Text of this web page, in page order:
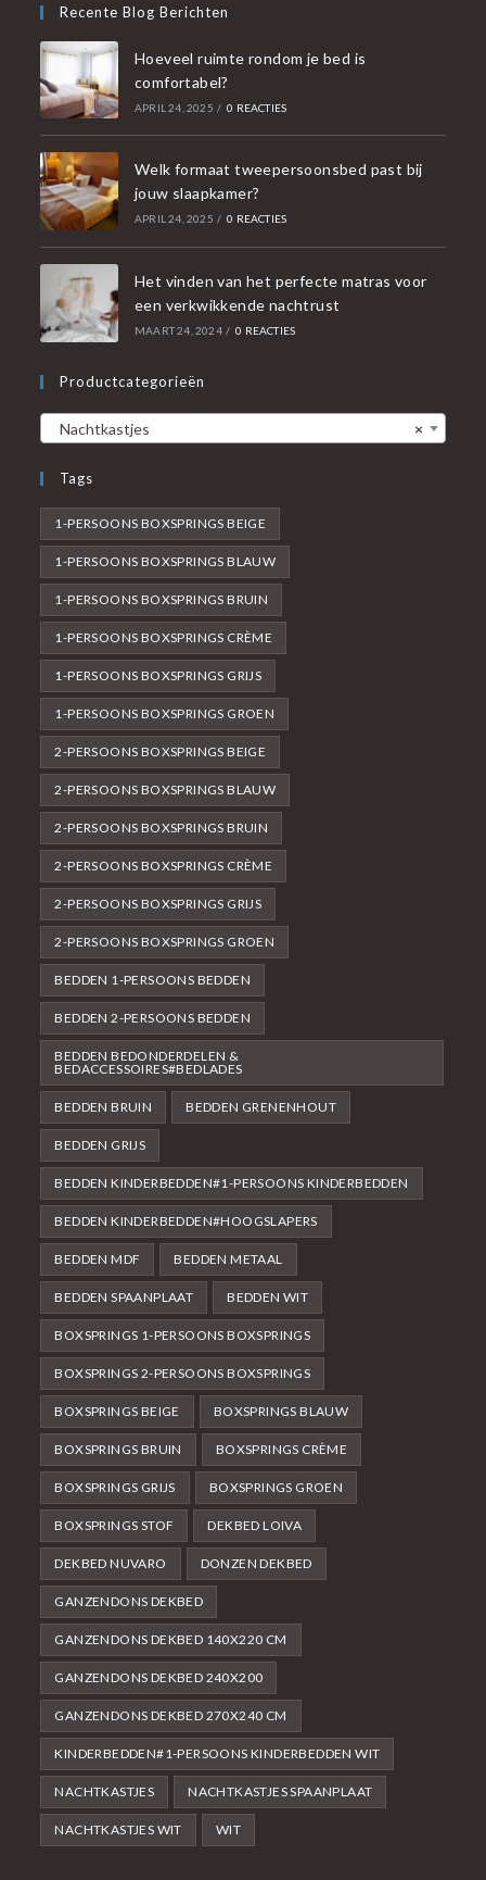
Recente Blog Berichten
Hoeveel ruimte rondom je bed is
comfortabel?
APRIL 24, 2025 / 0 REACTIES
Welk formaat tweepersoonsbed past bij
jouw slaapkamer?
APRIL 24, 2025 / 0 REACTIES
Het vinden van het perfecte matras voor
een verkwikkende nachtrust
MAART 24, 2024 / 0 REACTIES
Productcategorieën
×
Nachtkastjes
Tags
1-PERSOONS BOXSPRINGS BEIGE
1-PERSOONS BOXSPRINGS BLAUW
1-PERSOONS BOXSPRINGS BRUIN
1-PERSOONS BOXSPRINGS CRÈME
1-PERSOONS BOXSPRINGS GRIJS
1-PERSOONS BOXSPRINGS GROEN
2-PERSOONS BOXSPRINGS BEIGE
2-PERSOONS BOXSPRINGS BLAUW
2-PERSOONS BOXSPRINGS BRUIN
2-PERSOONS BOXSPRINGS CRÈME
2-PERSOONS BOXSPRINGS GRIJS
2-PERSOONS BOXSPRINGS GROEN
BEDDEN 1-PERSOONS BEDDEN
BEDDEN 2-PERSOONS BEDDEN
BEDDEN BEDONDERDELEN &
BEDACCESSOIRES#BEDLADES
BEDDEN BRUIN BEDDEN GRENENHOUT
BEDDEN GRIJS
BEDDEN KINDERBEDDEN#1-PERSOONS KINDERBEDDEN
BEDDEN KINDERBEDDEN#HOOGSLAPERS
BEDDEN MDF BEDDEN METAAL
BEDDEN SPAANPLAAT BEDDEN WIT
BOXSPRINGS 1-PERSOONS BOXSPRINGS
BOXSPRINGS 2-PERSOONS BOXSPRINGS
BOXSPRINGS BEIGE BOXSPRINGS BLAUW
BOXSPRINGS BRUIN BOXSPRINGS CRÈME
BOXSPRINGS GRIJS BOXSPRINGS GROEN
BOXSPRINGS STOF DEKBED LOIVA
DEKBED NUVARO DONZEN DEKBED
GANZENDONS DEKBED
GANZENDONS DEKBED 140X220 CM
GANZENDONS DEKBED 240X200
GANZENDONS DEKBED 270X240 CM
KINDERBEDDEN#1-PERSOONS KINDERBEDDEN WIT
NACHTKASTJES NACHTKASTJES SPAANPLAAT
NACHTKASTJES WIT WIT